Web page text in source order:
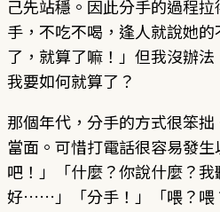
己先站穩。因此分手的過程
手，不吃不喝，逢人就說她
了，就算了嘛！」但我沒辦法
我要如何就算了？
那個年代，分手的方式很笨
當面。可惜打電話很容易發
吧！」「什麼？你說什麼？
好……」「分手！」「喂？喂